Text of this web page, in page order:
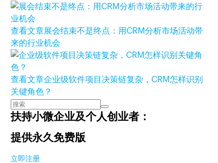
查看文章展会结束不是终点：用CRM分析市场活动带
来的行业机会
查看文章企业级软件项目决策链复杂，CRM怎样识别
关键角色？
扶持小微企业及个人创业者：
提供永久免费版
立即注册